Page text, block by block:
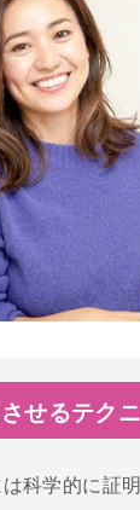
せるテク
科学的に証